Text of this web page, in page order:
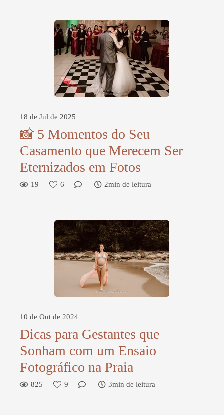
18 de Jul de 2025
📸 5 Momentos do Seu
Casamento que Merecem Ser
Eternizados em Fotos
19 6 2min de leitura
10 de Out de 2024
Dicas para Gestantes que
Sonham com um Ensaio
Fotográfico na Praia
825 9 3min de leitura